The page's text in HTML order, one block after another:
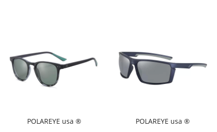
POLAREYE usa ®
POLAREYE usa ®